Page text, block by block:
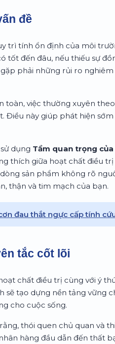
đề
trì tính ổn định của môi
tốt đến đâu, nếu thiếu sự
phải những rủi ro
việc thường xuyên
Điều này giúp phát hiện
dụng Tầm quan trọng
thích giữa hoạt chất điều
sản phẩm không rõ
thận và tim mạch của bạn.
đau thắt ngực cấp tính
tắc cốt lõi
chất điều trị cùng với ý
tạo dựng nền tảng vững
cho cuộc sống.
thói quen chủ quan và
hàng đầu dẫn đến thất